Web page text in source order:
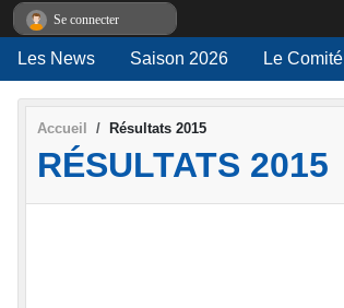
Les News Saison 2026 Le Comité
Accueil Résultats 2015
RÉSULTATS 2015
Se connecter
Panneau de gestion des cookies